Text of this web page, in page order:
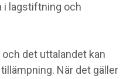
i lagstiftning och
det uttalandet kan
När det gäller